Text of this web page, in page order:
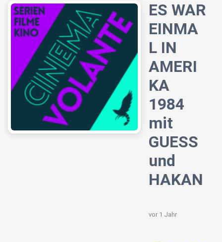
ES WAR
EINMA
L IN
AMERI
KA
1984
mit
GUESS
und
HAKAN
vor 1 Jahr